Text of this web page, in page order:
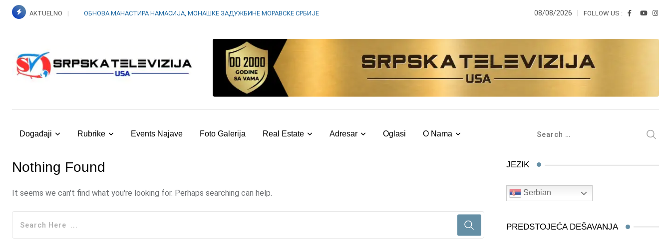
Skip
AKTUELNO ОБНОВА МАНАСТИРА НАМАСИЈА, МОНАШКЕ ЗАДУЖБИНЕ МОРАВСКЕ СРБИЈЕ 08/08/2026 FOLLOW US :
Događaji Rubrike Events Najave Foto Galerija Real Estate Adresar Oglasi O Nama
Nothing Found
It seems we can't find what you're looking for. Perhaps searching can help.
JEZIK
Serbian
PREDSTOJEĆA DEŠAVANJA